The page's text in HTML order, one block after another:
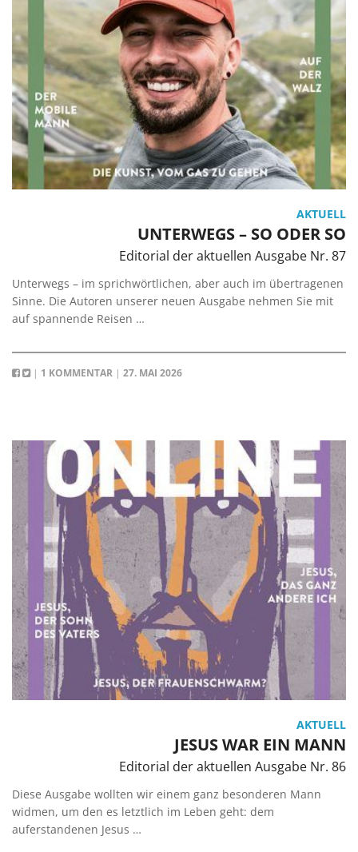
AKTUELL
UNTERWEGS – SO ODER SO
Editorial der aktuellen Ausgabe Nr. 87
Unterwegs – im sprichwörtlichen, aber auch im übertragenen
Sinne. Die Autoren unserer neuen Ausgabe nehmen Sie mit
auf spannende Reisen …
| 1 KOMMENTAR | 27. MAI 2026
AKTUELL
JESUS WAR EIN MANN
Editorial der aktuellen Ausgabe Nr. 86
Diese Ausgabe wollten wir einem ganz besonderen Mann
widmen, um den es letztlich im Leben geht: dem
auferstandenen Jesus …